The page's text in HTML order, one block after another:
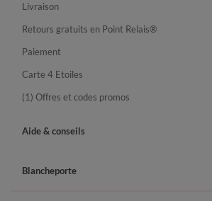
Livraison
Retours gratuits en Point Relais®
Paiement
Carte 4 Etoiles
(1) Offres et codes promos
Aide & conseils
Blancheporte